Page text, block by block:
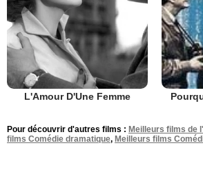
L'Amour D'Une Femme
Pour découvrir d'autres films : Meilleurs films de
films Comédie dramatique, Meilleurs films